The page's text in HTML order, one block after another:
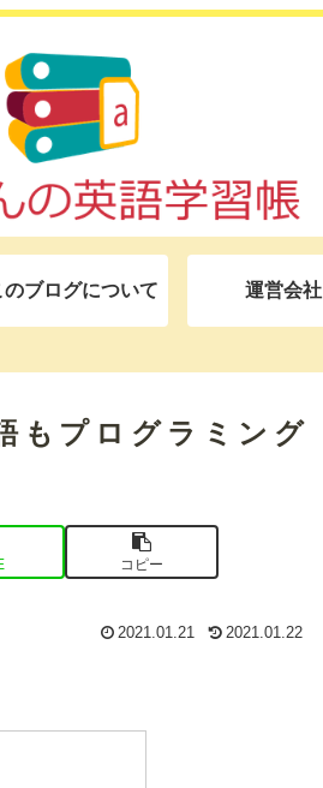
のブログについて 運営会社
プログラミング
コピー
2021.01.21 2021.01.22